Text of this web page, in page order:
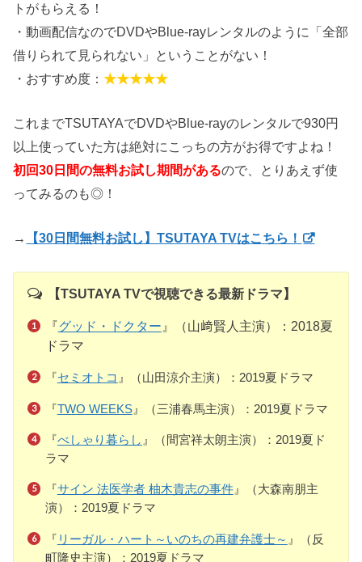
トがもらえる！
・動画配信なのでDVDやBlue-rayレンタルのように「全部
借りられて見られない」ということがない！
・おすすめ度：★★★★★
これまでTSUTAYAでDVDやBlue-rayのレンタルで930円
以上使っていた方は絶対にこっちの方がお得ですよね！
初回30日間の無料お試し期間があるので、とりあえず使
ってみるのも◎！
→ 【30日間無料お試し】TSUTAYA TVはこちら！
【TSUTAYA TVで視聴できる最新ドラマ】
『グッド・ドクター 』（山﨑賢人主演）：2018夏
ドラマ
『セミオトコ 』（山田涼介主演）：2019夏ドラマ
『TWO WEEKS』（三浦春馬主演）：2019夏ドラマ
『べしゃり暮らし 』（間宮祥太朗主演）：2019夏ド
ラマ
『サイン 法医学者 柚木貴志の事件』（大森南朋主
演）：2019夏ドラマ
『 リーガル・ハート～いのちの再建弁護士～ 』（反
町隆史主演）：2019夏ドラマ